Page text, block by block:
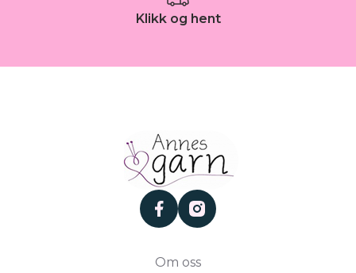
Klikk og hent
facebookinstagram
Om oss